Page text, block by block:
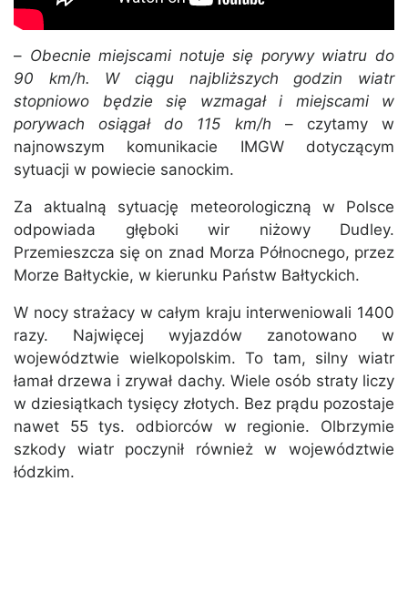
– Obecnie miejscami notuje się porywy wiatru do
90 km/h. W ciągu najbliższych godzin wiatr
stopniowo będzie się wzmagał i miejscami w
porywach osiągał do 115 km/h – czytamy w
najnowszym komunikacie IMGW dotyczącym
sytuacji w powiecie sanockim.
Za aktualną sytuację meteorologiczną w Polsce
odpowiada głęboki wir niżowy Dudley.
Przemieszcza się on znad Morza Północnego, przez
Morze Bałtyckie, w kierunku Państw Bałtyckich.
W nocy strażacy w całym kraju interweniowali 1400
razy. Najwięcej wyjazdów zanotowano w
województwie wielkopolskim. To tam, silny wiatr
łamał drzewa i zrywał dachy. Wiele osób straty liczy
w dziesiątkach tysięcy złotych. Bez prądu pozostaje
nawet 55 tys. odbiorców w regionie. Olbrzymie
szkody wiatr poczynił również w województwie
łódzkim.